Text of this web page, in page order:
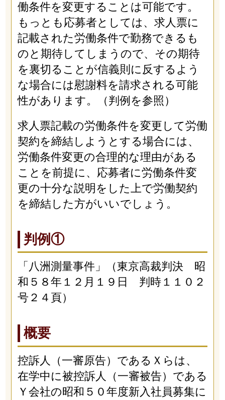
働条件を変更することは可能です。
もっとも応募者としては、求人票に
記載された労働条件で勤務できるも
のと期待してしまうので、その期待
を裏切ることが信義則に反するよう
な場合には慰謝料を請求される可能
性があります。（判例を参照）
求人票記載の労働条件を変更して労働
契約を締結しようとする場合には、
労働条件変更の合理的な理由がある
ことを前提に、応募者に労働条件変
更の十分な説明をした上で労働契約
を締結した方がいいでしょう。
判例①
「八洲測量事件」（東京高裁判決 昭
和５８年１２月１９日 判時１１０２
号２４頁）
概要
控訴人（一審原告）であるＸらは、
在学中に被控訴人（一審被告）である
Ｙ会社の昭和５０年度新入社員募集に